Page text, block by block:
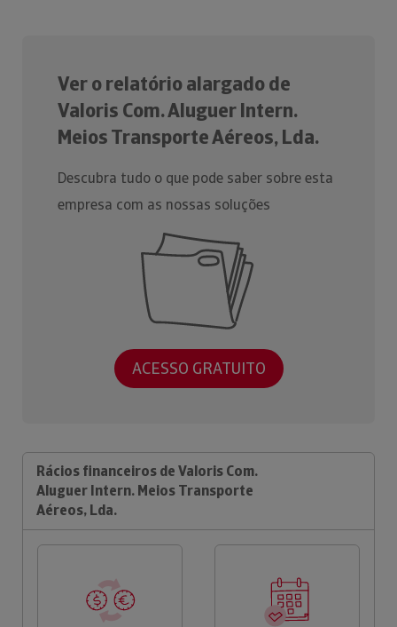
Ver o relatório alargado de
Valoris Com. Aluguer Intern.
Meios Transporte Aéreos, Lda.
Descubra tudo o que pode saber sobre esta
empresa com as nossas soluções
ACESSO GRATUITO
Rácios financeiros de Valoris Com.
Aluguer Intern. Meios Transporte
Aéreos, Lda.